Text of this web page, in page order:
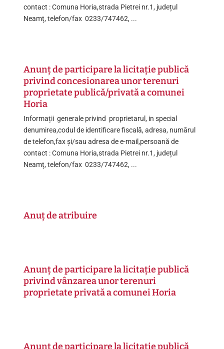
contact : Comuna Horia,strada Pietrei nr.1, județul
Neamț, telefon/fax 0233/747462, ...
Anunț de participare la licitație publică
privind concesionarea unor terenuri
proprietate publică/privată a comunei
Horia
Informații generale privind proprietarul, in special
denumirea,codul de identificare fiscală, adresa, numărul
de telefon,fax și/sau adresa de e-mail,persoană de
contact : Comuna Horia,strada Pietrei nr.1, județul
Neamț, telefon/fax 0233/747462, ...
Anuț de atribuire
Anunț de participare la licitație publică
privind vânzarea unor terenuri
proprietate privată a comunei Horia
Anunț de participare la licitație publică